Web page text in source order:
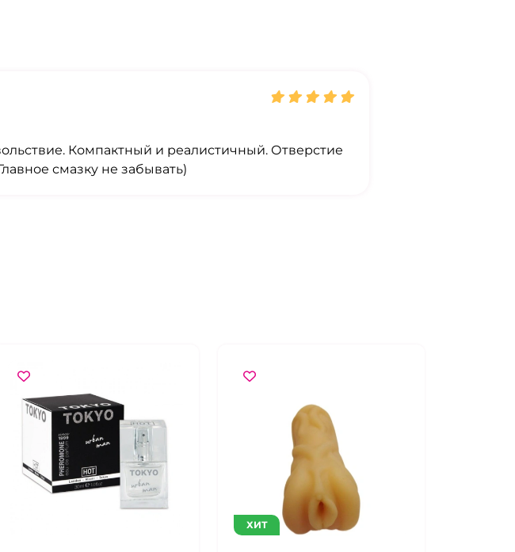
Компактный и реалистичный. Отверстие
смазку не забывать)
ХИТ